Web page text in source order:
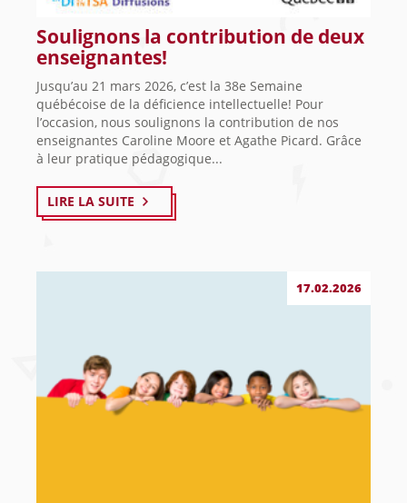
Soulignons la contribution de deux
enseignantes!
Jusqu’au 21 mars 2026, c’est la 38e Semaine
québécoise de la déficience intellectuelle! Pour
l’occasion, nous soulignons la contribution de nos
enseignantes Caroline Moore et Agathe Picard. Grâce
à leur pratique pédagogique...
LIRE LA SUITE
17.02.2026